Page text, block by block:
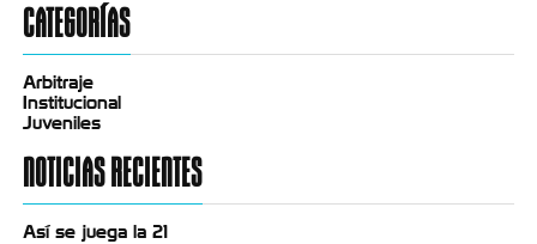
CATEGORÍAS
Arbitraje
Institucional
Juveniles
NOTICIAS RECIENTES
Así se juega la 21